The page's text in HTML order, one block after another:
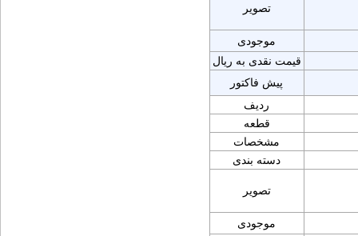
تصویر
موجودی
قیمت نقدی به ریال
پیش فاکتور
ردیف
قطعه
مشخصات
دسته بندی
تصویر
موجودی